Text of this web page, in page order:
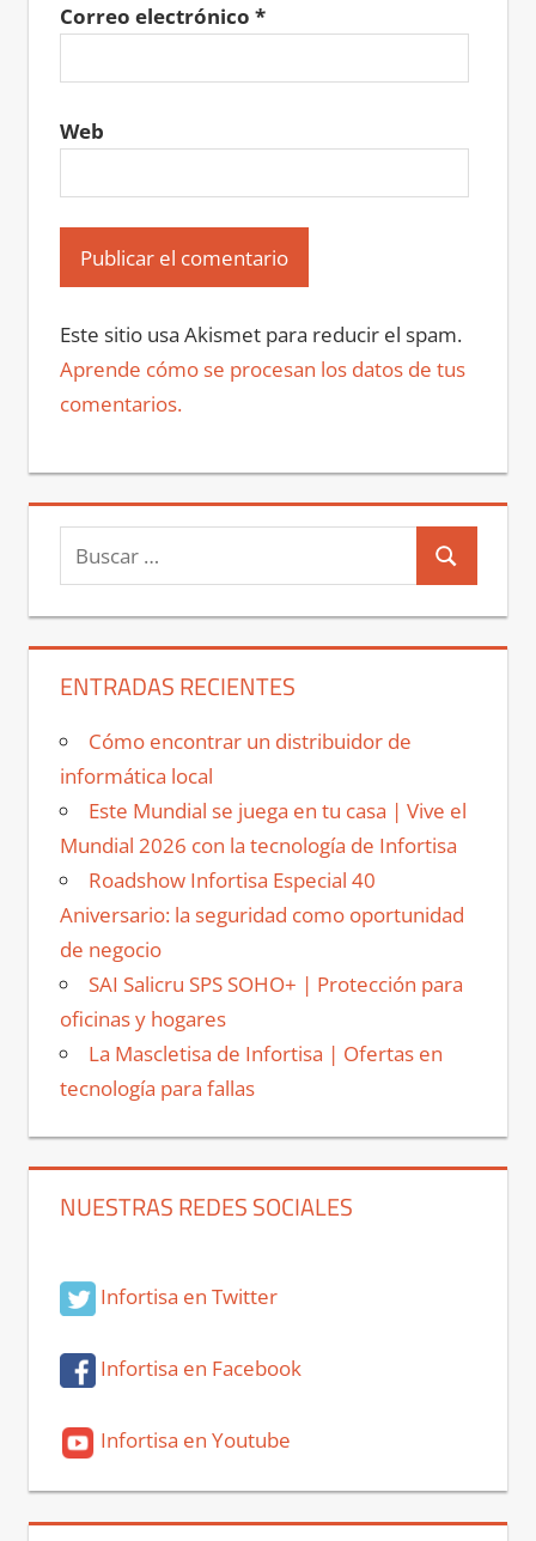
Correo electrónico *
Web
Este sitio usa Akismet para reducir el spam.
Aprende cómo se procesan los datos de tus
comentarios.
Buscar:
Buscar
ENTRADAS RECIENTES
Cómo encontrar un distribuidor de
informática local
Este Mundial se juega en tu casa | Vive el
Mundial 2026 con la tecnología de Infortisa
Roadshow Infortisa Especial 40
Aniversario: la seguridad como oportunidad
de negocio
SAI Salicru SPS SOHO+ | Protección para
oficinas y hogares
La Mascletisa de Infortisa | Ofertas en
tecnología para fallas
NUESTRAS REDES SOCIALES
Infortisa en Twitter
Infortisa en Facebook
Infortisa en Youtube